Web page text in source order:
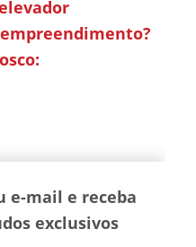
e-mail e receba
exclusivos